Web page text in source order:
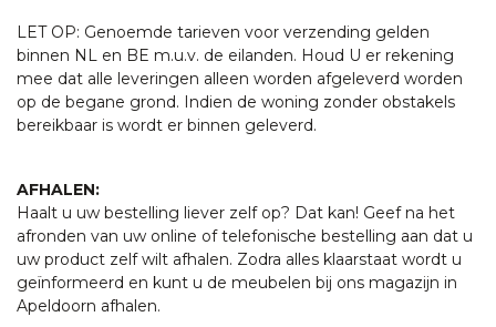
LET OP: Genoemde tarieven voor verzending gelden
binnen NL en BE m.u.v. de eilanden. Houd U er rekening
mee dat alle leveringen alleen worden afgeleverd worden
op de begane grond. Indien de woning zonder obstakels
bereikbaar is wordt er binnen geleverd.
AFHALEN:
Haalt u uw bestelling liever zelf op? Dat kan! Geef na het
afronden van uw online of telefonische bestelling aan dat u
uw product zelf wilt afhalen. Zodra alles klaarstaat wordt u
geïnformeerd en kunt u de meubelen bij ons magazijn in
Apeldoorn afhalen.